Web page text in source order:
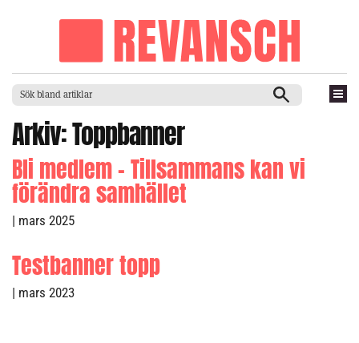
Arkiv:Toppbanner
Bli medlem – Tillsammans kan vi
förändra samhället
| mars 2025
Testbanner topp
| mars 2023